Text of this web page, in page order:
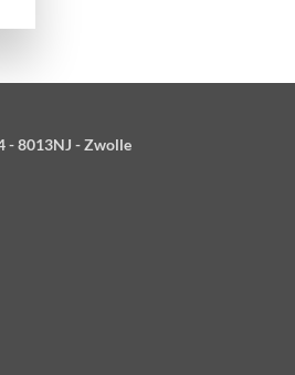
- 8013NJ - Zwolle